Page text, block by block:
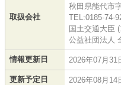
取扱会社
秋田県能代市
TEL:0185-74-
国土交通大臣
公益社団法人
情報更新日 2026年07月31
更新予定日 2026年08月14